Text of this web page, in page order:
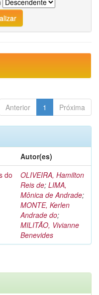
Anterior 1 Próxima
Autor(es)
do
OLIVEIRA, Hamilton
Reis de; LIMA,
Mônica de Andrade;
MONTE, Kerlen
Andrade do;
MILITÃO, Vivianne
Benevides